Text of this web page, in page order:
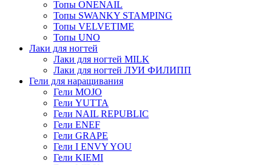
Топы ONENAIL
Топы SWANKY STAMPING
Топы VELVETIME
Топы UNO
Лаки для ногтей
Лаки для ногтей MILK
Лаки для ногтей ЛУИ ФИЛИПП
Гели для наращивания
Гели MOJO
Гели YUTTA
Гели NAIL REPUBLIC
Гели ENEF
Гели GRAPE
Гели I ENVY YOU
Гели KIEMI